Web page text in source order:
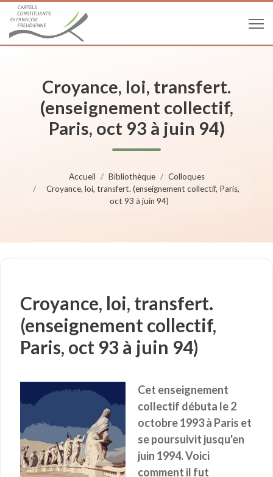
Croyance, loi, transfert.
(enseignement collectif,
Paris, oct 93 à juin 94)
Accueil Bibliothèque
Colloques
Croyance, loi, transfert. (enseignement collectif, Paris,
oct 93 à juin 94)
Croyance, loi, transfert.
(enseignement collectif,
Paris, oct 93 à juin 94)
Cet enseignement
collectif débuta le 2
octobre 1993 à Paris et
se poursuivit jusqu'en
juin 1994. Voici
comment il fut